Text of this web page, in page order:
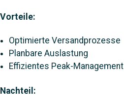
Vorteile:
Optimierte Versandprozesse
Planbare Auslastung
Effizientes Peak-Management
Nachteil: